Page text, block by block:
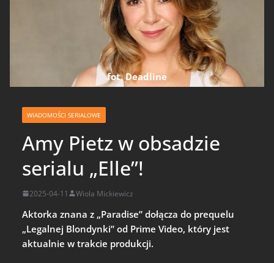
fot. Deadline
WIADOMOŚCI SERIALOWE
Amy Pietz w obsadzie
serialu „Elle”!
2025-04-11 Wiola Mickiewicz
Aktorka znana z „Paradise” dołącza do prequelu
„Legalnej Blondynki” od Prime Video, który jest
aktualnie w trakcie produkcji.